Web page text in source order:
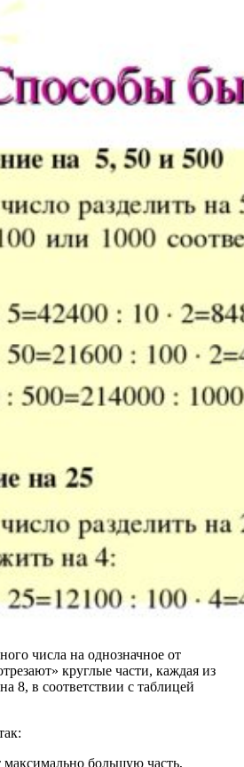
числа на однозначное от
круглые части, каждая из
8, в соответствии с таблицей
большую часть,